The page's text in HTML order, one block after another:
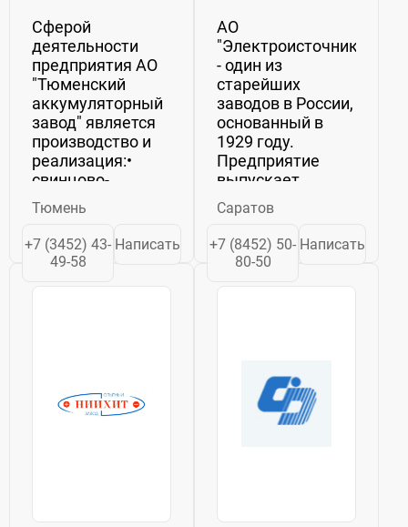
Сферой
деятельности
предприятия АО
"Тюменский
аккумуляторный
завод" является
производство и
реализация:•
свинцово-
кислотных
стартерных
аккумуляторных
батарей для
автобусов,
аккумуляторных...
Тюмень
+7 (3452) 43-
49-58
Написать
АО
"Электроисточник"
- один из
старейших
заводов в России,
основанный в
1929 году.
Предприятие
выпускает
широкий
ассортимент
аккумуляторной
продукции для
автобусов,
высокими
государственными
Саратов
+7 (8452) 50-
80-50
Написать